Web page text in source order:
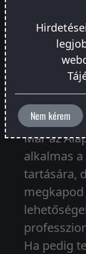
Már az
alkalmas
tartására,
megkapod
Ha pedig
Nem kérem